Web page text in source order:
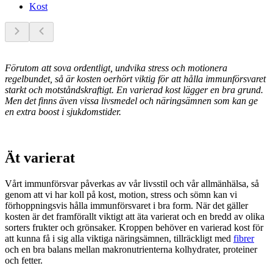
Kost
Förutom att sova ordentligt, undvika stress och motionera
regelbundet, så är kosten oerhört viktig för att hålla immunförsvaret
starkt och motståndskraftigt. En varierad kost lägger en bra grund.
Men det finns även vissa livsmedel och näringsämnen som kan ge
en extra boost i sjukdomstider.
Ät varierat
Vårt immunförsvar påverkas av vår livsstil och vår allmänhälsa, så
genom att vi har koll på kost, motion, stress och sömn kan vi
förhoppningsvis hålla immunförsvaret i bra form. När det gäller
kosten är det framförallt viktigt att äta varierat och en bredd av olika
sorters frukter och grönsaker. Kroppen behöver en varierad kost för
att kunna få i sig alla viktiga näringsämnen, tillräckligt med fibrer
och en bra balans mellan makronutrienterna kolhydrater, proteiner
och fetter.